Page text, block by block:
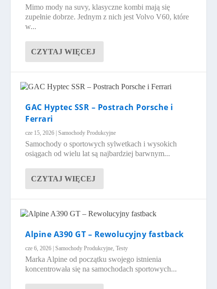
Mimo mody na suvy, klasyczne kombi mają się
zupełnie dobrze. Jednym z nich jest Volvo V60, które
w...
CZYTAJ WIĘCEJ
GAC Hyptec SSR – Postrach Porsche i
Ferrari
cze 15, 2026 |Samochody Produkcyjne
Samochody o sportowych sylwetkach i wysokich
osiągach od wielu lat są najbardziej barwnym...
CZYTAJ WIĘCEJ
Alpine A390 GT – Rewolucyjny fastback
cze 6, 2026 |Samochody Produkcyjne,Testy
Marka Alpine od początku swojego istnienia
koncentrowała się na samochodach sportowych...